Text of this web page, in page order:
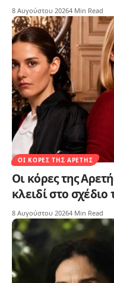
8 Αυγούστου 20264 Min Read
ΟΙ ΚΌΡΕΣ ΤΗΣ ΑΡΕΤΉΣ
Οι κόρες της
κλειδί στο σχέδιο
8 Αυγούστου 20264 Min Read